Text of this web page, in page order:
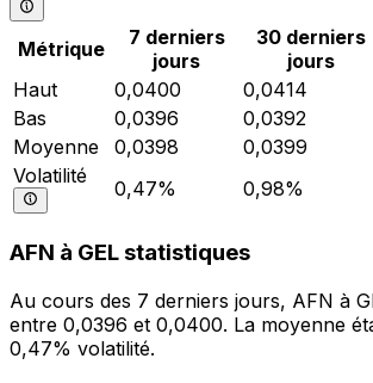
Métrique
7 derniers
jours
30 derniers
jours
Haut
0,0400 0,0414
Bas
0,0396 0,0392
Moyenne
0,0398 0,0399
Volatilité
0,47% 0,98%
AFN à GEL statistiques
Au cours des 7 derniers jours, AFN à
entre 0,0396 et 0,0400. La moyenne
0,47% volatilité.